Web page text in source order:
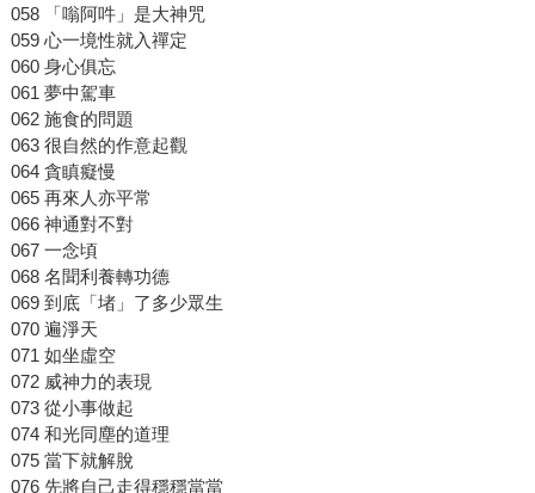
058 「嗡阿吽」是大神咒
059 心一境性就入禪定
060 身心俱忘
061 夢中駕車
062 施食的問題
063 很自然的作意起觀
064 貪瞋癡慢
065 再來人亦平常
066 神通對不對
067 一念頃
068 名聞利養轉功德
069 到底「堵」了多少眾生
070 遍淨天
071 如坐虛空
072 威神力的表現
073 從小事做起
074 和光同塵的道理
075 當下就解脫
076 先將自己走得穩穩當當